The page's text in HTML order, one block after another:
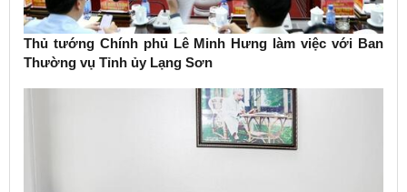
Thủ tướng Chính phủ Lê Minh Hưng làm việc với Ban
Thường vụ Tỉnh ủy Lạng Sơn